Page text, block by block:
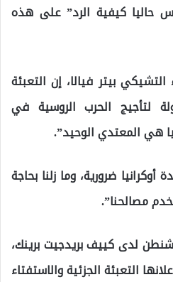
حاليا كيفية الرد” على هذه
بيتر فيالا، إن التعبئة
لتأجيج الحرب الروسية في
هي المعتدي الوحيد”.
ضرورية، وما زلنا بحاجة
مصالحنا”.
لدى كييف بريدجيت برينك،
التعبئة الجزئية والاستفتاء